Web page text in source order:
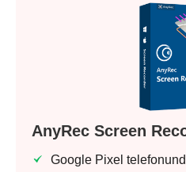
AnyRec Screen
Google Pixel